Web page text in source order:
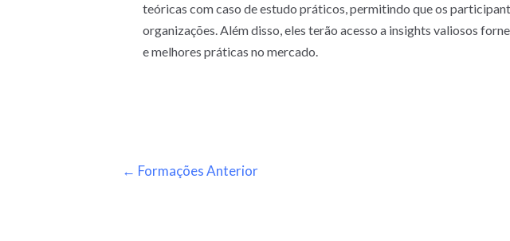
teóricas com caso de estudo práticos, permitindo que os
organizações. Além disso, eles terão acesso a insights valiosos
e melhores práticas no mercado.
← Formações Anterior